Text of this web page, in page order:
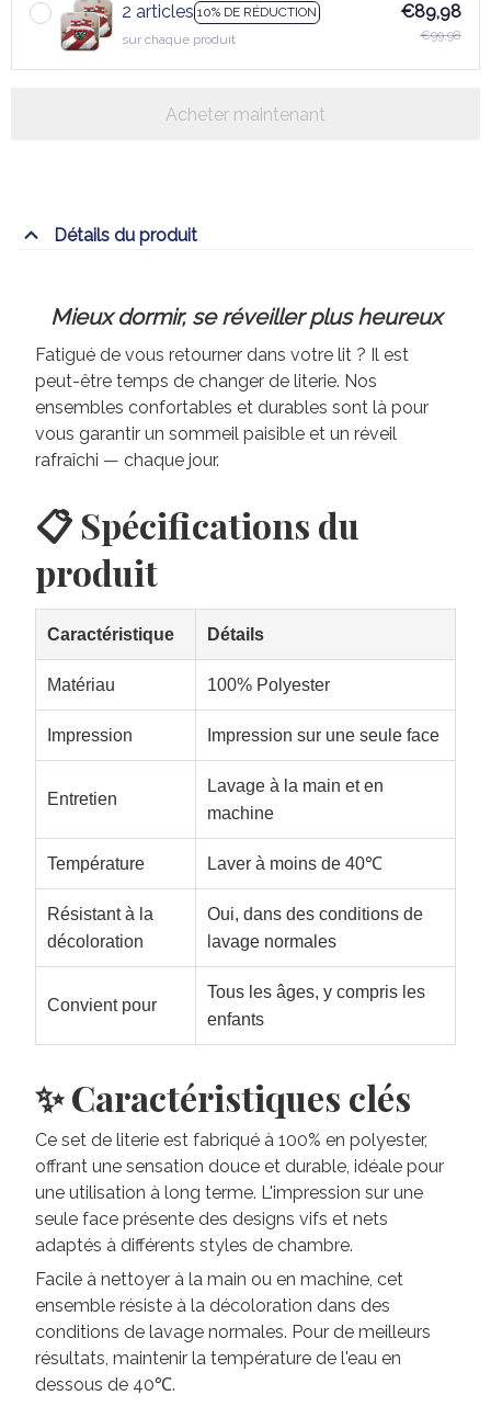
2 articles 10% DE RÉDUCTION
sur chaque produit
€89,98
€99,98
Acheter maintenant
Détails du produit
Mieux dormir, se réveiller plus heureux
Fatigué de vous retourner dans votre lit ? Il est
peut-être temps de changer de literie. Nos
ensembles confortables et durables sont là pour
vous garantir un sommeil paisible et un réveil
rafraîchi — chaque jour.
📋 Spécifications du
produit
Caractéristique Détails
Matériau 100% Polyester
Impression Impression sur une seule face
Entretien
Lavage à la main et en
machine
Température Laver à moins de 40℃
Résistant à la
décoloration
Oui, dans des conditions de
lavage normales
Convient pour
Tous les âges, y compris les
enfants
✨ Caractéristiques clés
Ce set de literie est fabriqué à 100% en polyester,
offrant une sensation douce et durable, idéale pour
une utilisation à long terme. L'impression sur une
seule face présente des designs vifs et nets
adaptés à différents styles de chambre.
Facile à nettoyer à la main ou en machine, cet
ensemble résiste à la décoloration dans des
conditions de lavage normales. Pour de meilleurs
résultats, maintenir la température de l'eau en
dessous de 40℃.